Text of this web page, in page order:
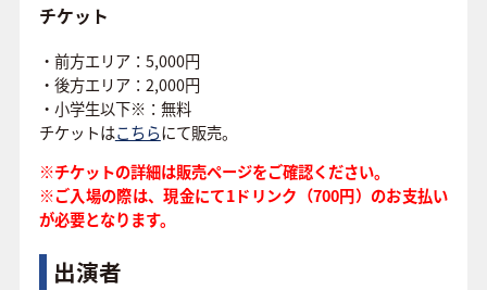
チケット
・前方エリア：5,000円
・後方エリア：2,000円
・小学生以下※：無料
チケットはこちらにて販売。
※チケットの詳細は販売ページをご確認ください。
※ご入場の際は、現金にて1ドリンク（700円）のお支払い
が必要となります。
出演者